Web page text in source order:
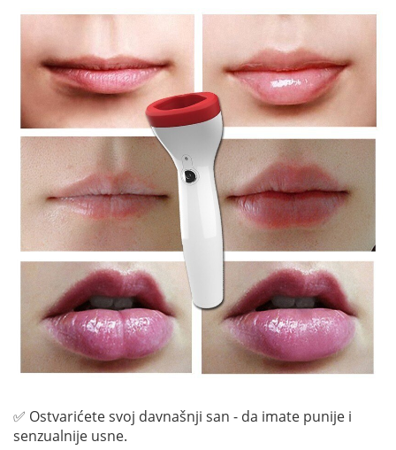
✅ Ostvarićete svoj davnašnji san - da imate punije i
senzualnije usne.